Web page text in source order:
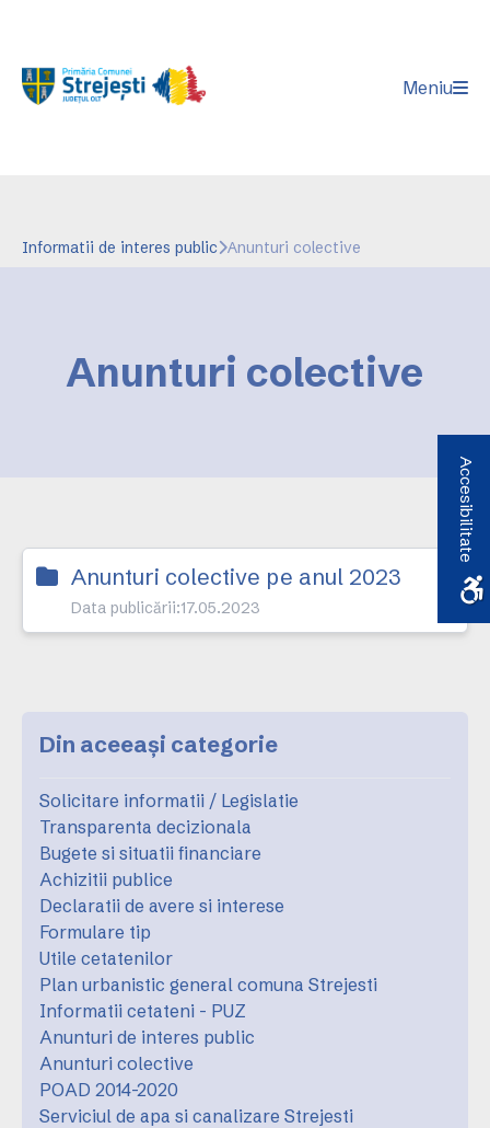
Meniu
Informatii de interes public Anunturi colective
Anunturi colective
Anunturi colective pe anul 2023
Data publicării:17.05.2023
Din aceeași categorie
Solicitare informatii / Legislatie
Transparenta decizionala
Bugete si situatii financiare
Achizitii publice
Declaratii de avere si interese
Formulare tip
Utile cetatenilor
Plan urbanistic general comuna Strejesti
Informatii cetateni - PUZ
Anunturi de interes public
Anunturi colective
POAD 2014-2020
Serviciul de apa si canalizare Strejesti
Accesibilitate